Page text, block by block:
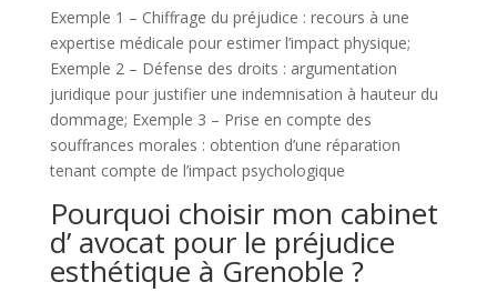
Exemple 1 – Chiffrage du préjudice : recours à une
expertise médicale pour estimer l’impact physique;
Exemple 2 – Défense des droits : argumentation
juridique pour justifier une indemnisation à hauteur du
dommage; Exemple 3 – Prise en compte des
souffrances morales : obtention d’une réparation
tenant compte de l’impact psychologique
Pourquoi choisir mon cabinet
d’ avocat pour le préjudice
esthétique à Grenoble ?